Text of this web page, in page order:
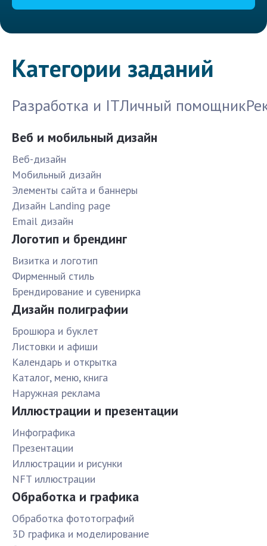
Категории заданий
Разработка и ITЛичный помощник
Веб и мобильный дизайн
Веб-дизайн
Мобильный дизайн
Элементы сайта и баннеры
Дизайн Landing page
Email дизайн
Логотип и брендинг
Визитка и логотип
Фирменный стиль
Брендирование и сувенирка
Дизайн полиграфии
Брошюра и буклет
Листовки и афиши
Календарь и открытка
Каталог, меню, книга
Наружная реклама
Иллюстрации и презентации
Инфографика
Презентации
Иллюстрации и рисунки
NFT иллюстрации
Обработка и графика
Обработка фототографий
3D графика и моделирование